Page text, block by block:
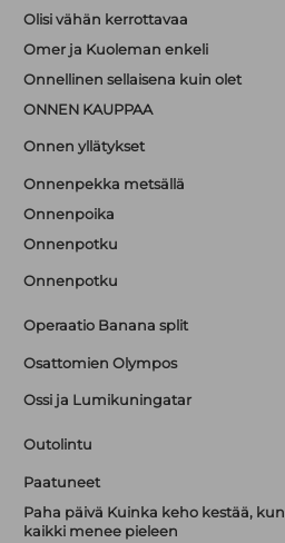
Olisi vähän kerrottavaa
Omer ja Kuoleman enkeli
Onnellinen sellaisena kuin olet
ONNEN KAUPPAA
Onnen yllätykset
Onnenpekka metsällä
Onnenpoika
Onnenpotku
Onnenpotku
Operaatio Banana split
Osattomien Olympos
Ossi ja Lumikuningatar
Outolintu
Paatuneet
Paha päivä Kuinka keho kestää, kun
kaikki menee pieleen